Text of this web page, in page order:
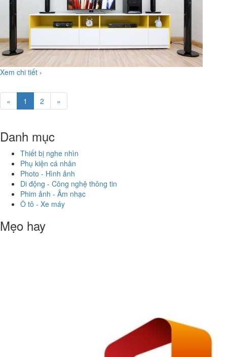
Xem chi tiết ›
« 1 2 »
Danh mục
Thiết bị nghe nhìn
Phụ kiện cá nhân
Photo - Hình ảnh
Di động - Công nghệ thông tin
Phim ảnh - Âm nhạc
Ô tô - Xe máy
Mẹo hay